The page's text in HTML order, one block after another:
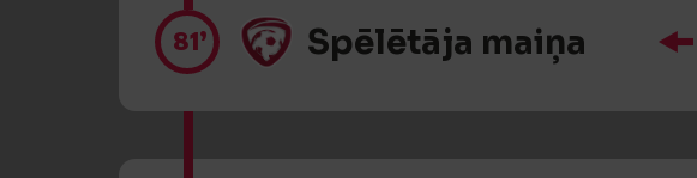
81’ Spēlētāja maiņa